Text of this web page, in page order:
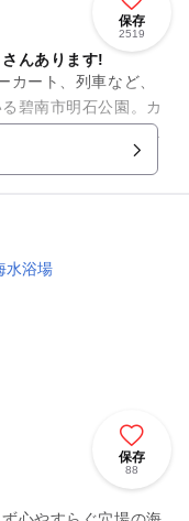
保存
2519
んあります!
ート、列車など、
碧南市明石公園。カ
分に。しかも料金が
保存
88